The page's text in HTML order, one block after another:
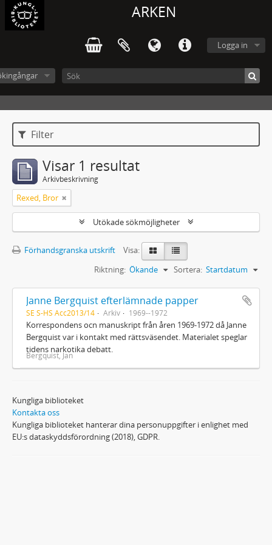
ARKEN
Logga in
Filter
Visar 1 resultat
Arkivbeskrivning
Rexed, Bror
Utökade sökmöjligheter
Förhandsgranska utskrift
Visa:
Sortera: Startdatum
Riktning: Ökande
Janne Bergquist efterlämnade papper
SE S-HS Acc2013/14 Arkiv 1969--1972
Korrespondens ocn manuskript från åren 1969-1972 då Janne
Bergquist var i kontakt med rättsväsendet. Materialet speglar
tidens narkotika debatt.
Bergquist, Jan
Kungliga biblioteket
Kontakta oss
Kungliga biblioteket hanterar dina personuppgifter i enlighet med
EU:s dataskyddsförordning (2018), GDPR.